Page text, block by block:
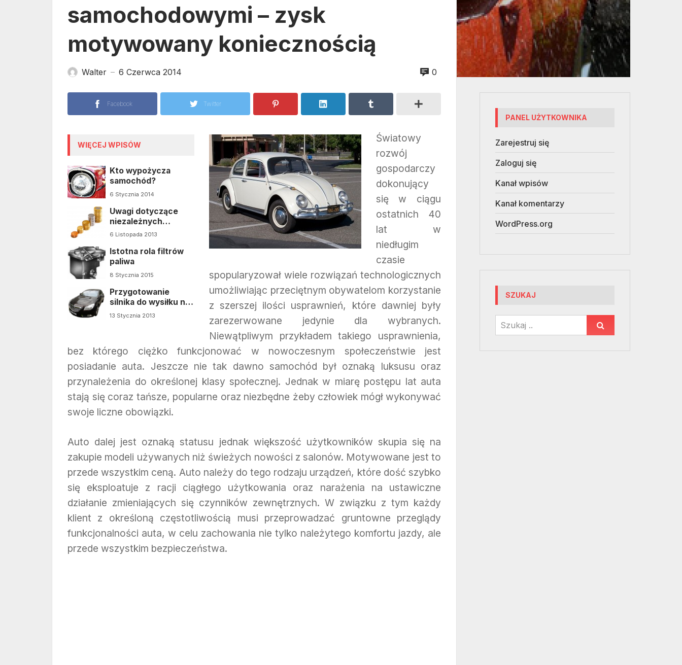
samochodowymi – zysk
motywowany koniecznością
Walter — 6 Czerwca 2014 0
Facebook Twitter
WIĘCEJ WPISÓW
Kto wypożycza
samochód?
6 Stycznia 2014
Uwagi dotyczące
niezależnych
serwisów
6 Listopada 2013
Istotna rola filtrów
paliwa
8 Stycznia 2015
Przygotowanie
silnika do wysiłku na
torze
13 Stycznia 2013
Światowy
rozwój
gospodarczy
dokonujący
się w ciągu
ostatnich 40
lat w
niedługim
czasie
spopularyzował wiele rozwiązań technologicznych
umożliwiając przeciętnym obywatelom korzystanie
z szerszej ilości usprawnień, które dawniej były
zarezerwowane jedynie dla wybranych.
Niewątpliwym przykładem takiego usprawnienia,
bez którego ciężko funkcjonować w nowoczesnym społeczeństwie jest
posiadanie auta. Jeszcze nie tak dawno samochód był oznaką luksusu oraz
przynależenia do określonej klasy społecznej. Jednak w miarę postępu lat auta
stają się coraz tańsze, popularne oraz niezbędne żeby człowiek mógł wykonywać
swoje liczne obowiązki.
Auto dalej jest oznaką statusu jednak większość użytkowników skupia się na
zakupie modeli używanych niż świeżych nowości z salonów. Motywowane jest to
przede wszystkim ceną. Auto należy do tego rodzaju urządzeń, które dość szybko
się eksploatuje z racji ciągłego użytkowania oraz narażenia na ustawiczne
działanie zmieniających się czynników zewnętrznych. W związku z tym każdy
klient z określoną częstotliwością musi przeprowadzać gruntowne przeglądy
funkcjonalności auta, w celu zachowania nie tylko należytego komfortu jazdy, ale
przede wszystkim bezpieczeństwa.
PANEL UŻYTKOWNIKA
Zarejestruj się
Zaloguj się
Kanał wpisów
Kanał komentarzy
WordPress.org
SZUKAJ